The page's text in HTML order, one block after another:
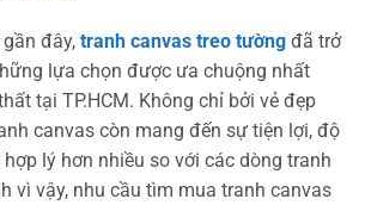
đây, tranh canvas treo tường đã trở
lựa chọn được ưa chuộng nhất
tại TP.HCM. Không chỉ bởi vẻ đẹp
canvas còn mang đến sự tiện lợi, độ
lý hơn nhiều so với các dòng tranh
vì vậy, nhu cầu tìm mua tranh canvas